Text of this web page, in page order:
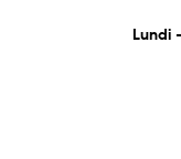
Lundi